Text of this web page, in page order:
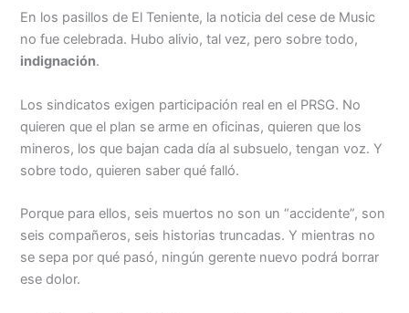
En los pasillos de El Teniente, la noticia del cese de Music
no fue celebrada. Hubo alivio, tal vez, pero sobre todo,
indignación.
Los sindicatos exigen participación real en el PRSG. No
quieren que el plan se arme en oficinas, quieren que los
mineros, los que bajan cada día al subsuelo, tengan voz. Y
sobre todo, quieren saber qué falló.
Porque para ellos, seis muertos no son un “accidente”, son
seis compañeros, seis historias truncadas. Y mientras no
se sepa por qué pasó, ningún gerente nuevo podrá borrar
ese dolor.